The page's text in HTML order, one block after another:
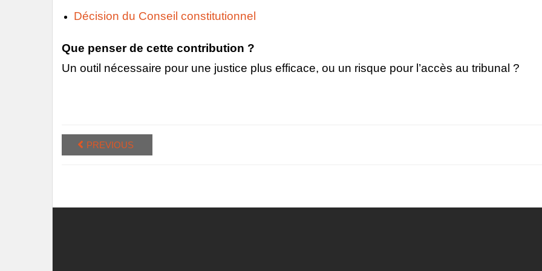
Décision du Conseil constitutionnel
Que penser de cette contribution ?
Un outil nécessaire pour une justice plus efficace, ou un risque pour l’accès au tribunal ?
PREVIOUS